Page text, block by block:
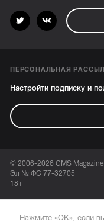
ПЕРСОНАЛЬНАЯ
Настройти подписку и
© 2006-2026 CMS
Эл № ФС 77-32705
18+
Нажмите «ОК», если